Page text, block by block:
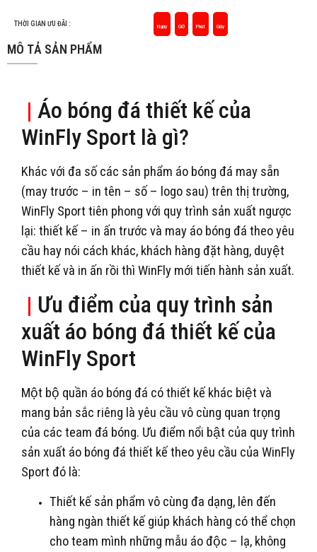
THỜI GIAN ƯU ĐÃI : Ngày Giờ Phút Giây
MÔ TẢ SẢN PHẨM
| Áo bóng đá thiết kế của
WinFly Sport là gì?
Khác với đa số các sản phẩm áo bóng đá may sẵn
(may trước – in tên – số – logo sau) trên thị trường,
WinFly Sport tiên phong với quy trình sản xuất ngược
lại: thiết kế – in ấn trước và may áo bóng đá theo yêu
cầu hay nói cách khác, khách hàng đặt hàng, duyệt
thiết kế và in ấn rồi thì WinFly mới tiến hành sản xuất.
| Ưu điểm của quy trình sản
xuất áo bóng đá thiết kế của
WinFly Sport
Một bộ quần áo bóng đá có thiết kế khác biệt và
mang bản sắc riêng là yêu cầu vô cùng quan trọng
của các team đá bóng. Ưu điểm nổi bật của quy trình
sản xuất áo bóng đá thiết kế theo yêu cầu của WinFly
Sport đó là:
Thiết kế sản phẩm vô cùng đa dạng, lên đến
hàng ngàn thiết kế giúp khách hàng có thể chọn
cho team mình những mẫu áo độc – lạ, không